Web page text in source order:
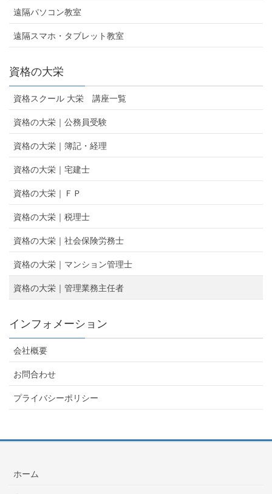
遠隔パソコン教室
遠隔スマホ・タブレット教室
資格の大栄
資格スクール 大栄 講座一覧
資格の大栄｜公務員受験
資格の大栄｜簿記・経理
資格の大栄｜宅建士
資格の大栄｜ＦＰ
資格の大栄｜税理士
資格の大栄｜社会保険労務士
資格の大栄｜マンション管理士
資格の大栄｜管理業務主任者
インフォメーション
会社概要
お問合わせ
プライバシーポリシー
ホーム